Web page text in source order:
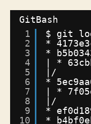
GitBash
1
2
3
4
5
6
7
8
9
10
$ git
*
*
| *
|/
*
| *
|/
*
*